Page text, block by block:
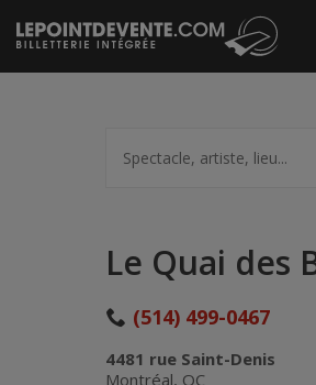
Passer
au
contenu
artiste,
lieu...
Le Quai des
(514) 499-0467
4481 rue Saint-Denis
Montréal, QC